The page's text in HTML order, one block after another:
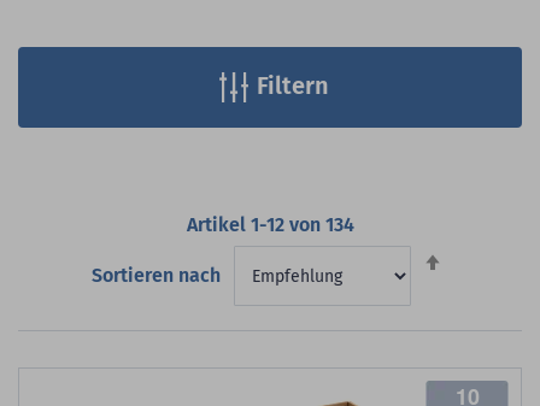
Artikel 1-12von 134
Sortieren nach
10
Filtern